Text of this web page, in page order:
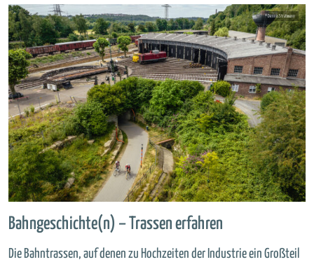
Bahngeschichte(n) – Trassen erfahren
Die Bahntrassen, auf denen zu Hochzeiten der Industrie ein Großteil